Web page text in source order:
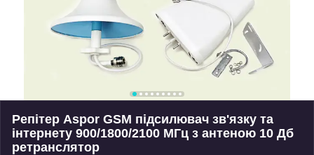
Репітер Aspor GSM підсилювач зв'язку та
інтернету 900/1800/2100 МГц з антеною 10 Дб
ретранслятор